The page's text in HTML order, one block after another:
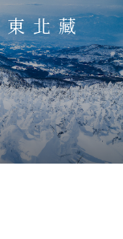
東北藏